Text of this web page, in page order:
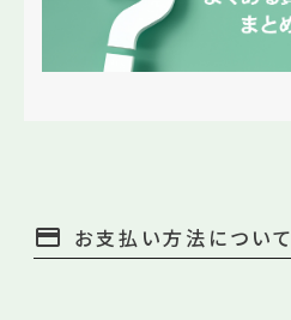
payment お支払い方法について